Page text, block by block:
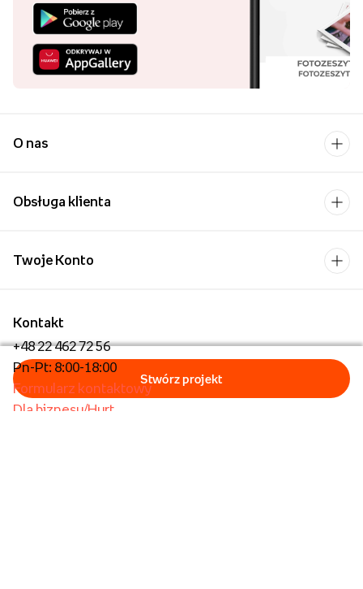
O nas
Obsługa klienta
Kontakt
+48 22 462 72 56
Pn-Pt: 8:00-18:00
Formularz kontaktowy
Dla biznesu/Hurt
Twoje Konto